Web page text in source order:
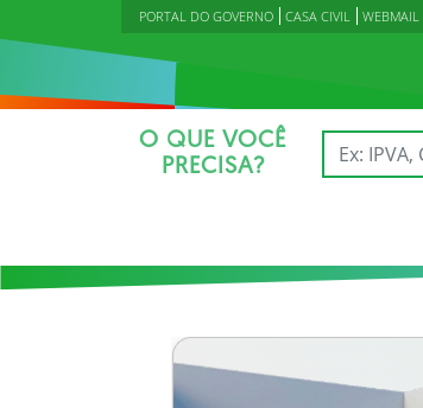
PORTAL DO GOVERNO CASA CIVIL WEBMAIL
O QUE VOCÊ
PRECISA?